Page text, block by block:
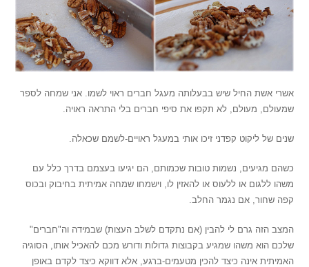
אשרי אשת החיל שיש בבעלותה מעגל חברים ראוי לשמו. אני שמחה לספר
שמעולם, מעולם, לא תקפו את סיפי חברים בלי התראה ראויה.
שנים של ליקוט קפדני זיכו אותי במעגל ראויים-לשמם שכאלה.
כשהם מגיעים, נשמות טובות שכמותם, הם יגיעו בעצמם בדרך כלל עם
משהו ללגום או ללעוס או להאזין לו, וישמחו שמחה אמיתית בחיבוק ובכוס
קפה שחור, אם נגמר החלב.
המצב הזה גרם לי להבין (אם נתקדם לשלב העצות) שבמידה וה"חברים"
שלכם הוא משהו שמגיע בקבוצות גדולות ודורש מכם להאכיל אותו, הסוגיה
האמיתית אינה כיצד להכין מטעמים-ברגע, אלא דווקא כיצד לקדם באופן